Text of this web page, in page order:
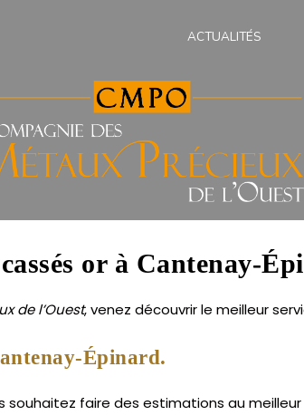
ACTUALITÉS
or à Cantenay-
de l’Ouest, venez découvrir le meilleur
Épinard.
souhaitez faire des estimations au